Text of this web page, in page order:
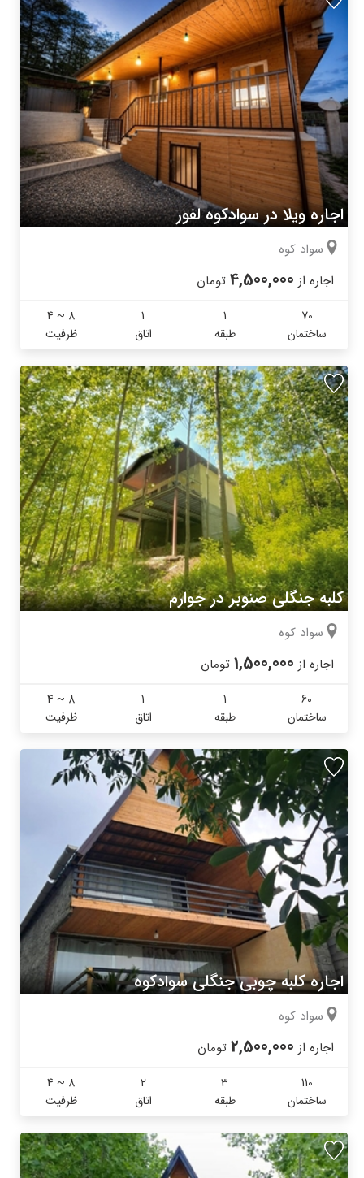
اجاره ویلا در سوادکوه لفور
سواد کوه
اجاره از 4,500,000 تومان
70
ساختمان
1
طبقه
1
اتاق
4 ~ 8
ظرفیت
کلبه جنگلی صنوبر در جوارم
سواد کوه
اجاره از 1,500,000 تومان
60
ساختمان
1
طبقه
1
اتاق
4 ~ 8
ظرفیت
اجاره کلبه چوبی جنگلی سوادکوه
سواد کوه
اجاره از 2,500,000 تومان
110
ساختمان
3
طبقه
2
اتاق
4 ~ 8
ظرفیت